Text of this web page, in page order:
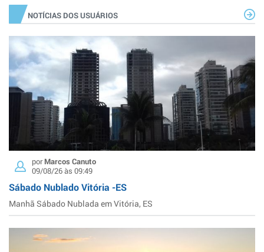
NOTÍCIAS DOS USUÁRIOS
porMarcos Canuto
09/08/26 às 09:49
Sábado Nublado Vitória -ES
Manhã Sábado Nublada em Vitória, ES